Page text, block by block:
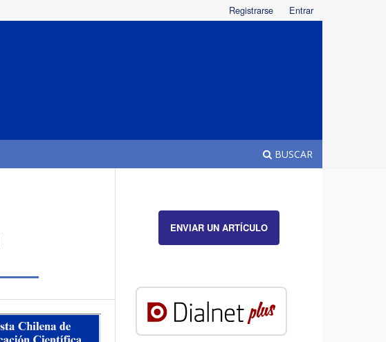
BUSCAR
Registrarse Entrar
ENVIAR UN ARTÍCULO